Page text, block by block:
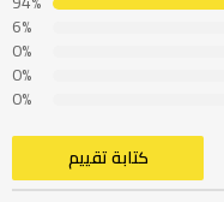
6%
0%
0%
0%
كتابة تقييم